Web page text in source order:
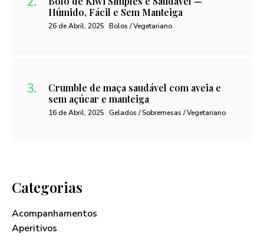
Húmido, Fácil e Sem Manteiga
26 de Abril, 2025 Bolos / Vegetariano
Crumble de maça saudável com aveia e
sem açúcar e manteiga
16 de Abril, 2025 Gelados / Sobremesas / Vegetariano
Categorias
Acompanhamentos
Aperitivos